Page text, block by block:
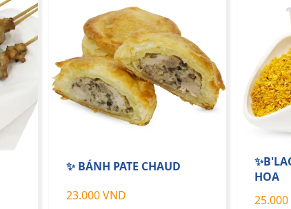
✨ BÁNH PATE CHAUD
23.000 VND
HOA
25.000